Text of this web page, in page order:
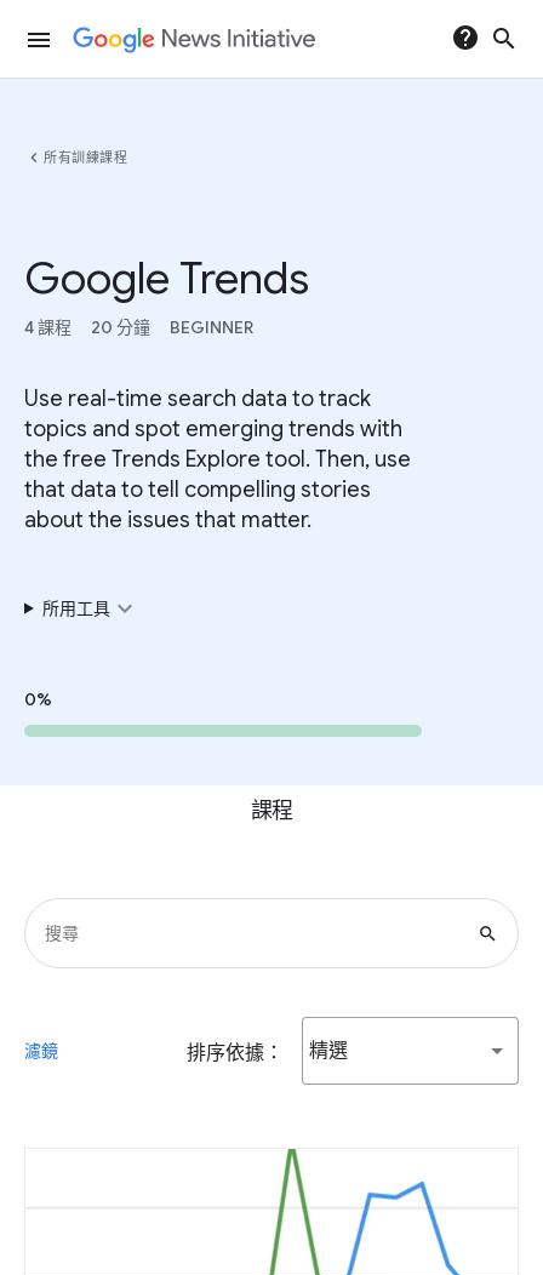
menu help search
chevron_left 所有訓練課程
Google Trends
4 課程 20 分鐘 BEGINNER
Use real-time search data to track
topics and spot emerging trends with
the free Trends Explore tool. Then, use
that data to tell compelling stories
about the issues that matter.
所用工具expand_more
0%
課程
search
濾鏡 排序依據： 精選